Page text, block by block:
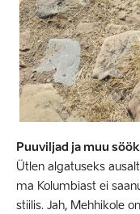
Puuviljad ja muu
Ütlen algatuseks
ma Kolumbiast ei
stiilis. Jah, Mehhikole